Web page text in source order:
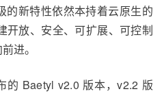
的新特性依然本持着云原生的
开放、安全、可扩展、可控制
进。
的 Baetyl v2.0 版本，v2.2 版